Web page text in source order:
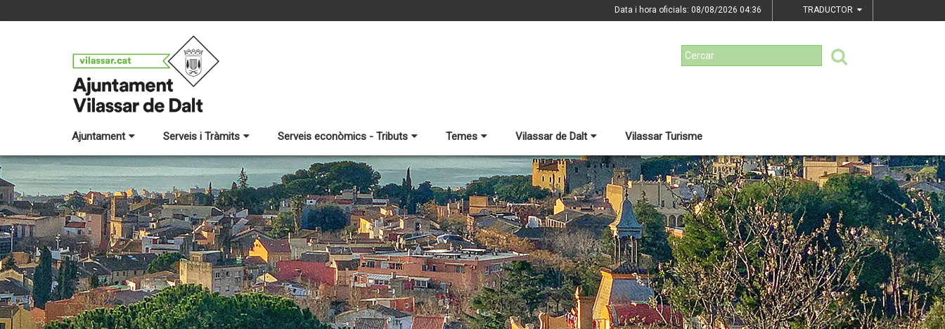
Data i hora oficials: 08/08/2026 04:36 TRADUCTOR
Ajuntament Serveis i Tràmits Serveis econòmics - Tributs Temes Vilassar de Dalt Vilassar Turisme